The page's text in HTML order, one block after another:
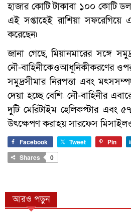
হাজার কোটি টাকাবা ১০০ কোটি
এই সপ্তাহেই রাশিয়া
করেছেন৷
জানা গেছে, মিয়ানমারের সঙ্গে
নৌ-বাহিনীকেওআধুনিকীকরণের
সমুদ্রসীমার নিরপত্তা এবং
দেয়া হচ্ছে বেশি৷ নৌ-বাহিনীর
দুটি মেরিটাইম হেলিকপ্টার এবং
উৎক্ষেপণ করাহয় সারফেস
Facebook Tweet Pin
Shares
0
আরও পড়ুন